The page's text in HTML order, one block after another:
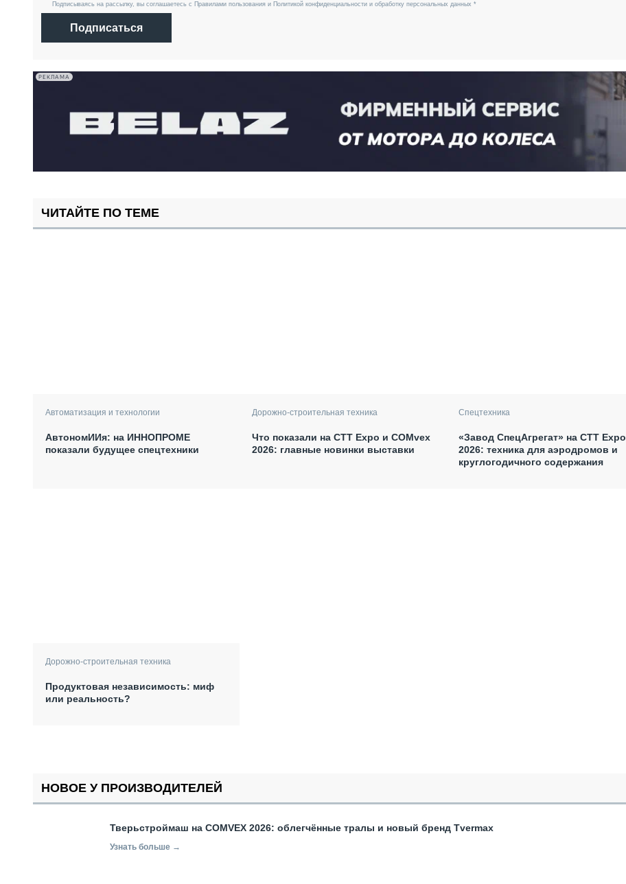
Подписываясь на рассылку, вы соглашаетесь с Правилами пользования и Политикой конфиденциальности и обработку персональных данных *
Подписаться
РЕКЛАМА
ЧИТАЙТЕ ПО ТЕМЕ
Автоматизация и технологии
АвтономИИя: на ИННОПРОМЕ
показали будущее спецтехники
Дорожно-строительная техника
Что показали на CTT Expo и COMvex
2026: главные новинки выставки
Спецтехника
«Завод СпецАгрегат» на СТТ Expo
2026: техника для аэродромов и
круглогодичного содержания
Дорожно-строительная техника
Продуктовая независимость: миф
или реальность?
НОВОЕ У ПРОИЗВОДИТЕЛЕЙ
Тверьстроймаш на COMVEX 2026: облегчённые тралы и новый бренд Tvermax
Узнать больше →